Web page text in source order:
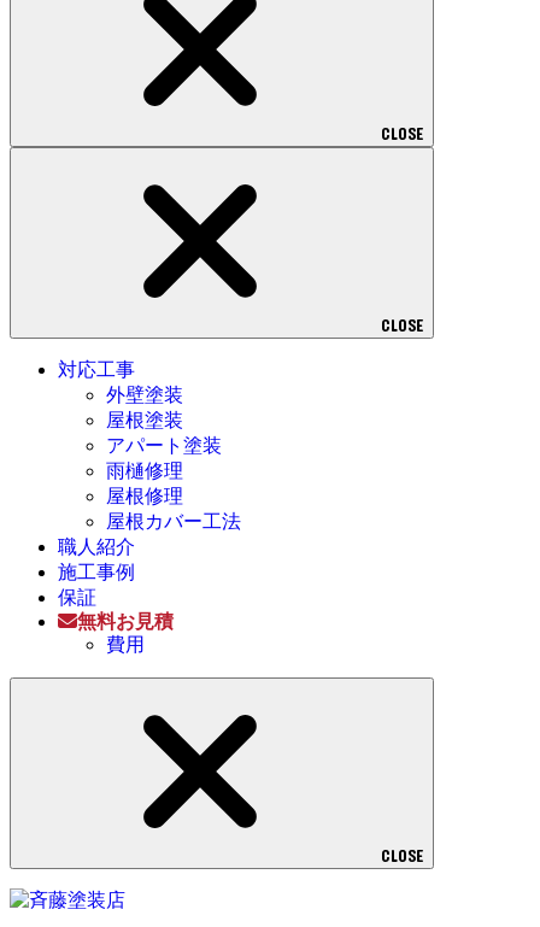
CLOSE
CLOSE
対応工事
外壁塗装
屋根塗装
アパート塗装
雨樋修理
屋根修理
屋根カバー工法
職人紹介
施工事例
保証
無料お見積
費用
CLOSE